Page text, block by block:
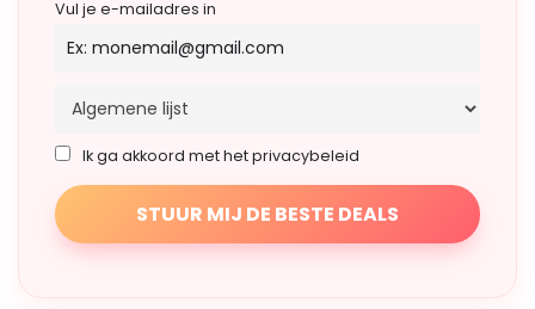
Vul je e-mailadres in
Ik ga akkoord met het privacybeleid